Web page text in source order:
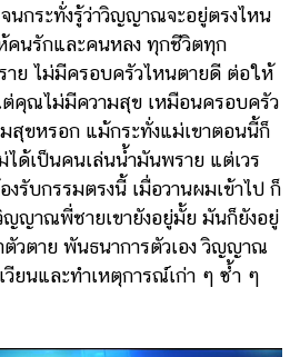
นกระทั่งรู้ว่าวิญญาณจะอยู่ตรงไหน
คนรักและคนหลง ทุกชีวิตทุก
าย ไม่มีครอบครัวไหนตายดี ต่อให้
คุณไม่มีความสุข เหมือนครอบครัว
สุขหรอก แม้กระทั่งแม่เขาตอนนี้ก็
ด้เป็นคนเล่นน้ำมันพราย แต่เวร
รับกรรมตรงนี้ เมื่อวานผมเข้าไป ก็
ญญาณพี่ชายเขายังอยู่มั้ย มันก็ยังอยู่
วตาย พันธนาการตัวเอง วิญญาณ
ยนและทำเหตุการณ์เก่า ๆ ซ้ำ ๆ